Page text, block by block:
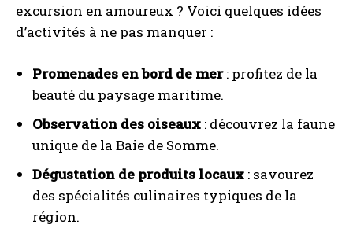
excursion en amoureux ? Voici quelques idées
d’activités à ne pas manquer :
Promenades en bord de mer: profitez de la
beauté du paysage maritime.
Observation des oiseaux : découvrez la faune
unique de la Baie de Somme.
Dégustation de produits locaux : savourez
des spécialités culinaires typiques de la
région.